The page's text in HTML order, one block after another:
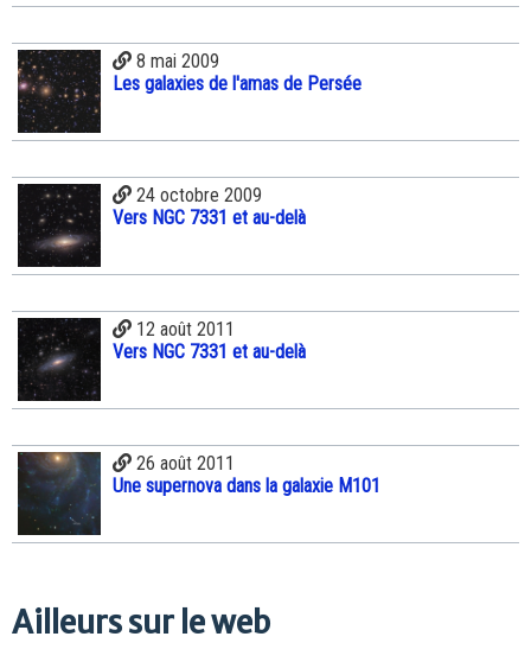
8 mai 2009
Les galaxies de l'amas de Persée
24 octobre 2009
Vers NGC 7331 et au-delà
12 août 2011
Vers NGC 7331 et au-delà
26 août 2011
Une supernova dans la galaxie M101
Ailleurs sur le web